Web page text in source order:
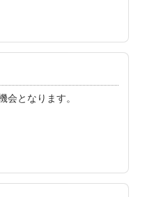
となります。